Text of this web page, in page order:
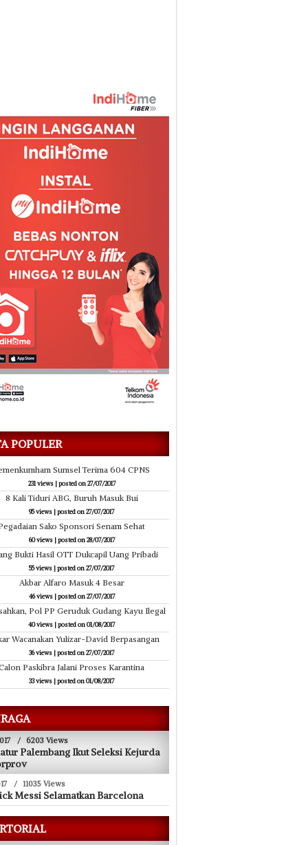
02/08/2017
Infrastruktur Hingga Pelosok TP PKK OKI Resmikan
POPULER
Sumsel Terima 604 CPNS
231 views|posted on 27/07/2017
8 Kali Tiduri ABG, Buruh Masuk Bui
95 views |posted on 27/07/2017
Sako Sponsori Senam Sehat
60 views|posted on 28/07/2017
Bukti Hasil OTT Dukcapil Uang Pribadi
55 views |posted on 27/07/2017
Akbar Alfaro Masuk 4 Besar
46 views|posted on 27/07/2017
Pol PP Geruduk Gudang Kayu Ilegal
40 views |posted on 01/08/2017
Wacanakan Yulizar-David Berpasangan
36 views |posted on 27/07/2017
Paskibra Jalani Proses Karantina
33 views |posted on 01/08/2017
/ 6203 Views
Palembang Ikut Seleksi Kejurda
/ 11035 Views
Messi Selamatkan Barcelona